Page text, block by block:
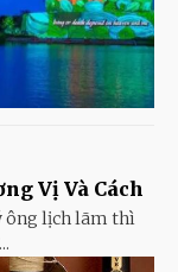
Vị Và Cách
ông lịch lãm thì